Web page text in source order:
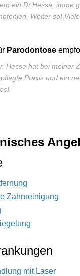
ein Dr.Hesse, imme
Weiter so!
Parodontose
Hesse hat bei meiner
Praxis und ein
”
Zahnreinigung
mit Laser